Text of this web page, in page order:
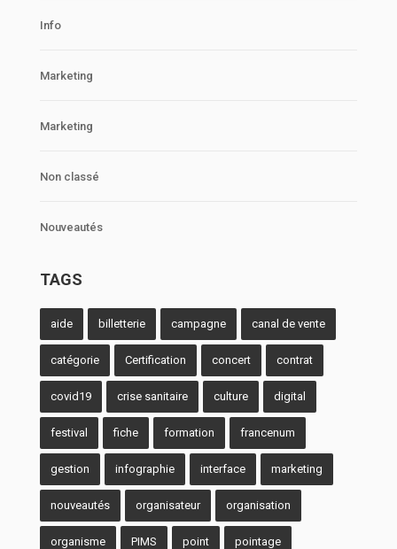
Info
Marketing
Marketing
Non classé
Nouveautés
TAGS
aide billetterie campagne canal de vente
catégorie Certification concert contrat
covid19 crise sanitaire culture digital
festival fiche formation francenum
gestion infographie interface marketing
nouveautés organisateur organisation
organisme PIMS point pointage